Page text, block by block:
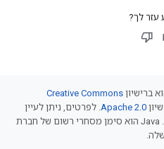
לך?
Creative Commons
Apache. לפרטים, ניתן לעיין
.‏ Java הוא סימן מסחרי רשום של חברת